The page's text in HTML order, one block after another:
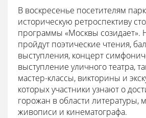
В воскресенье посетителям
историческую ретроспективу
программы «Москвы созидает».
пройдут поэтические чтения,
выступления, концерт
выступление уличного театра,
мастер-классы, викторины и
которых участники узнают о
горожан в области литературы,
живописи и кинематографа.